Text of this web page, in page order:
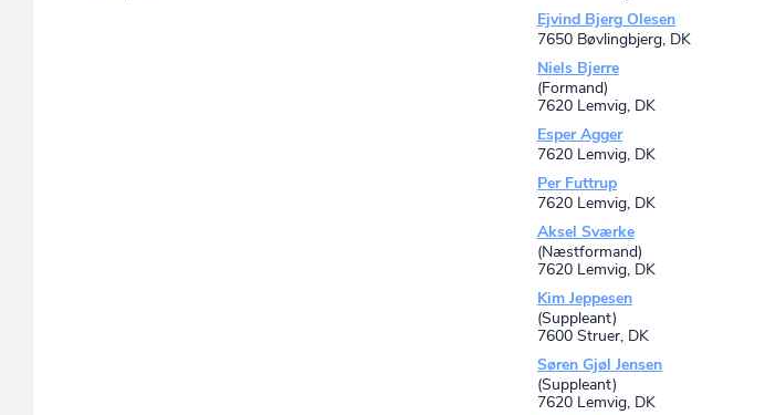
Ejvind Bjerg Olesen
7650 Bøvlingbjerg, DK
Niels Bjerre
(Formand)
7620 Lemvig, DK
Esper Agger
7620 Lemvig, DK
Per Futtrup
7620 Lemvig, DK
Aksel Sværke
(Næstformand)
7620 Lemvig, DK
Kim Jeppesen
(Suppleant)
7600 Struer, DK
Søren Gjøl Jensen
(Suppleant)
7620 Lemvig, DK